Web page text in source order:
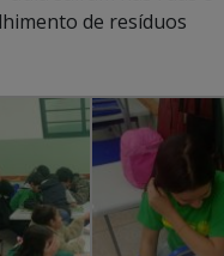
de resíduos